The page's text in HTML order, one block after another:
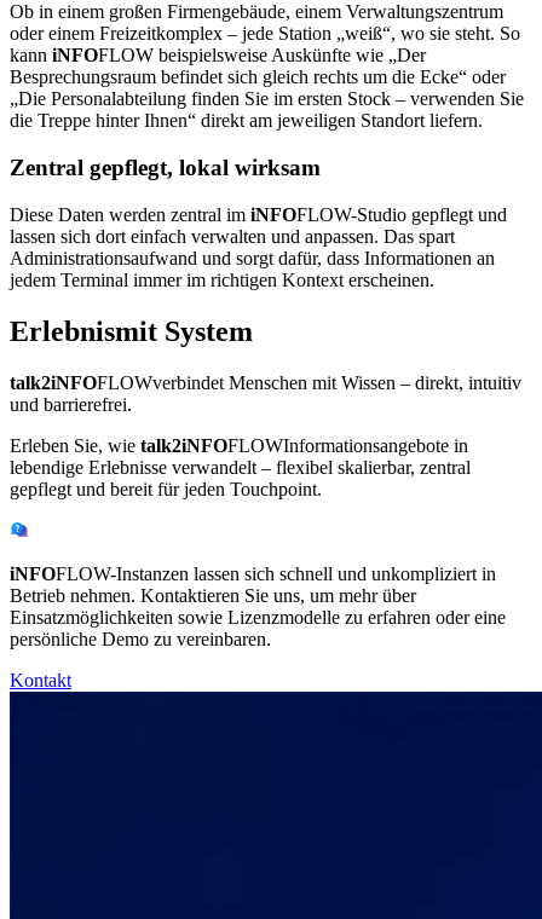
Ob in einem großen Firmengebäude, einem Verwaltungszentrum
oder einem Freizeitkomplex – jede Station „weiß“, wo sie steht. So
kann iNFOFLOW beispielsweise Auskünfte wie „Der
Besprechungsraum befindet sich gleich rechts um die Ecke“ oder
„Die Personalabteilung finden Sie im ersten Stock – verwenden Sie
die Treppe hinter Ihnen“ direkt am jeweiligen Standort liefern.
Zentral gepflegt, lokal wirksam
Diese Daten werden zentral im iNFOFLOW-Studio gepflegt und
lassen sich dort einfach verwalten und anpassen. Das spart
Administrationsaufwand und sorgt dafür, dass Informationen an
jedem Terminal immer im richtigen Kontext erscheinen.
Erlebnismit System
talk2iNFOFLOWverbindet Menschen mit Wissen – direkt, intuitiv
und barrierefrei.
Erleben Sie, wie talk2iNFOFLOWInformationsangebote in
lebendige Erlebnisse verwandelt – flexibel skalierbar, zentral
gepflegt und bereit für jeden Touchpoint.
iNFOFLOW-Instanzen lassen sich schnell und unkompliziert in
Betrieb nehmen. Kontaktieren Sie uns, um mehr über
Einsatzmöglichkeiten sowie Lizenzmodelle zu erfahren oder eine
persönliche Demo zu vereinbaren.
Kontakt